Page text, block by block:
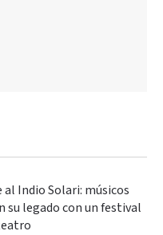
al Indio Solari: músicos
su legado con un festival